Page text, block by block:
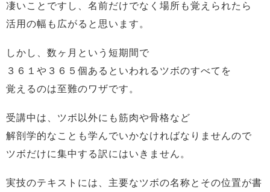
凄いことですし、名前だけでなく場所も覚えられたら
活用の幅も広がると思います。
しかし、数ヶ月という短期間で
３６１や３６５個あるといわれるツボのすべてを
覚えるのは至難のワザです。
受講中は、ツボ以外にも筋肉や骨格など
解剖学的なことも学んでいかなければなりませんので
ツボだけに集中する訳にはいきません。
実技のテキストには、主要なツボの名称とその位置が書